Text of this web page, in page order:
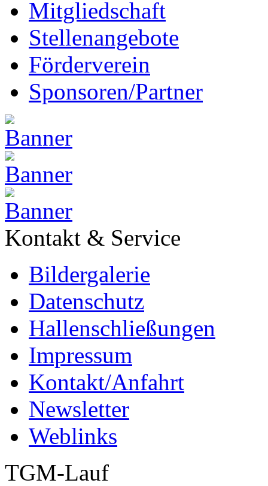
Mitgliedschaft
Stellenangebote
Förderverein
Sponsoren/Partner
Kontakt & Service
Bildergalerie
Datenschutz
Hallenschließungen
Impressum
Kontakt/Anfahrt
Newsletter
Weblinks
TGM-Lauf